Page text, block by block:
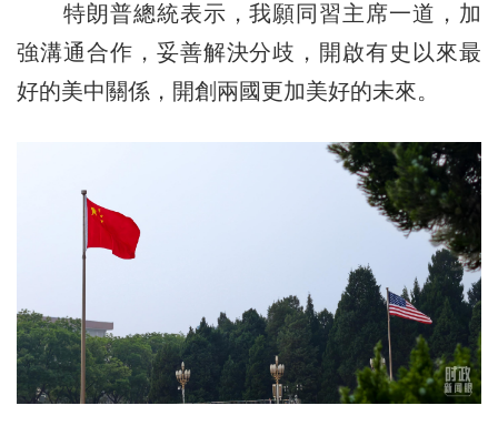
特朗普總統表示，我願同習主席一道，加
強溝通合作，妥善解決分歧，開啟有史以來最
好的美中關係，開創兩國更加美好的未來。